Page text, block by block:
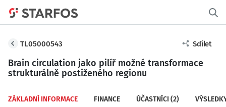
TL05000543 Sdílet
Brain circulation jako pilíř možné transformace
strukturálně postiženého regionu
ZÁKLADNÍ INFORMACE FINANCE ÚČASTNÍCI (2)